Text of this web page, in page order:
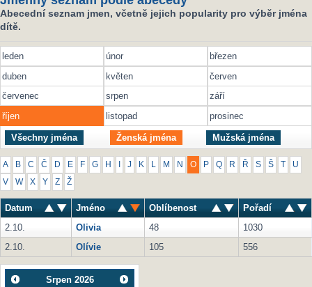
Abecední seznam jmen, včetně jejich popularity pro výběr jména
dítě.
leden únor
březen
duben
květen
červen
červenec
srpen
září
říjen
listopad prosinec
Všechny jména Ženská jména Mužská jména
A B C Č D E F G H J K M N O P Q R Ř S Š U
V W X Y Z Ž
Datum Jméno Oblíbenost
Pořadí
2.10.
Olivia 48
1030
2.10.
Olívie 105 556
Srpen 2026